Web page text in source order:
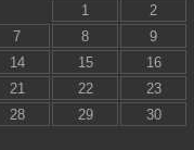
1
2
7 8
9
14 15
16
21 22
23
28 29
30